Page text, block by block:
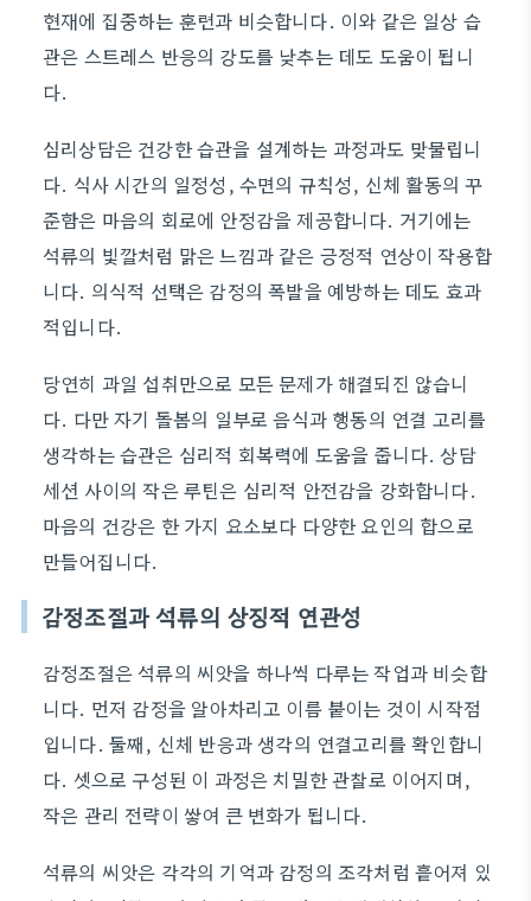
현재에 집중하는 훈련과 비슷합니다. 이와 같은 일상 습
관은 스트레스 반응의 강도를 낮추는 데도 도움이 됩니
다.
심리상담은 건강한 습관을 설계하는 과정과도 맞물립니
다. 식사 시간의 일정성, 수면의 규칙성, 신체 활동의 꾸
준함은 마음의 회로에 안정감을 제공합니다. 거기에는
석류의 빛깔처럼 맑은 느낌과 같은 긍정적 연상이 작용합
니다. 의식적 선택은 감정의 폭발을 예방하는 데도 효과
적입니다.
당연히 과일 섭취만으로 모든 문제가 해결되진 않습니
다. 다만 자기 돌봄의 일부로 음식과 행동의 연결 고리를
생각하는 습관은 심리적 회복력에 도움을 줍니다. 상담
세션 사이의 작은 루틴은 심리적 안전감을 강화합니다.
마음의 건강은 한 가지 요소보다 다양한 요인의 합으로
만들어집니다.
감정조절과 석류의 상징적 연관성
감정조절은 석류의 씨앗을 하나씩 다루는 작업과 비슷합
니다. 먼저 감정을 알아차리고 이름 붙이는 것이 시작점
입니다. 둘째, 신체 반응과 생각의 연결고리를 확인합니
다. 셋으로 구성된 이 과정은 치밀한 관찰로 이어지며,
작은 관리 전략이 쌓여 큰 변화가 됩니다.
석류의 씨앗은 각각의 기억과 감정의 조각처럼 흩어져 있